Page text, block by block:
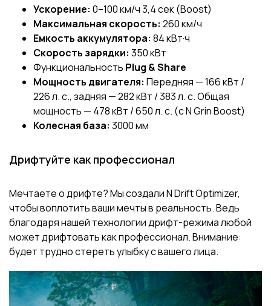
Ускорение: 0–100 км/ч 3,4 сек(Boost)
Максимальная скорость: 260 км/ч
Емкость аккумулятора: 84 кВт·ч
Скорость зарядки: 350 кВт
Функциональность Plug & Share
Мощность двигателя: Передняя — 166 кВт /
226 л. с., задняя — 282 кВт / 383 л. с. Общая
мощность — 478 кВт / 650 л. с. (с N Grin Boost)
Колесная база: 3000 мм
Дрифтуйте как профессионал
Мечтаете о дрифте? Мы создалиN Drift Optimizer,
чтобы воплотить ваши мечты в реальность. Ведь
благодаря нашей технологии дрифт-режима любой
может дрифтовать как профессионал. Внимание:
будет трудно стереть улыбку с вашего лица.